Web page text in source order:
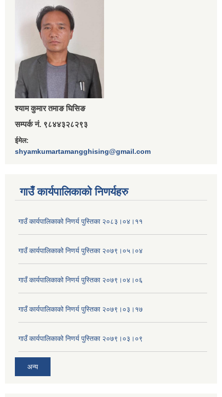
श्‍याम कुमार तमाङ घिसिङ
सम्पर्क नं. ९८४४३२८२९३
ईमेल:
shyamkumartamangghising@gmail.com
गाउँ कार्यपालिकाकाे निणर्यहरु
गाउँ कार्यपालिकाको निणर्य पुस्तिका २०८३।०४।११
गाउँ कार्यपालिकाको निणर्य पुस्तिका २०७९।०५।०४
गाउँ कार्यपालिकाको निणर्य पुस्तिका २०७९।०४।०६
गाउँ कार्यपालिकाको निणर्य पुस्तिका २०७९।०३।१७
गाउँ कार्यपालिकाको निणर्य पुस्तिका २०७९।०३।०९
अन्य